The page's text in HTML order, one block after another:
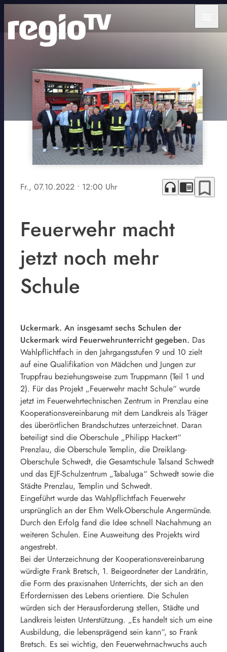
Fr., 07.10.2022 • 12:00 Uhr headphones chrome_reader_mode bookmark_border
Feuerwehr macht
jetzt noch mehr
Schule
Uckermark. An insgesamt sechs Schulen der
Uckermark wird Feuerwehrunterricht gegeben. Das
Wahlpflichtfach in den Jahrgangsstufen 9 und 10 zielt
auf eine Qualifikation von Mädchen und Jungen zur
Truppfrau beziehungsweise zum Truppmann (Teil 1 und
2). Für das Projekt „Feuerwehr macht Schule“ wurde
jetzt im Feuerwehrtechnischen Zentrum in Prenzlau eine
Kooperationsvereinbarung mit dem Landkreis als Träger
des überörtlichen Brandschutzes unterzeichnet. Daran
beteiligt sind die Oberschule „Philipp Hackert“
Prenzlau, die Oberschule Templin, die Dreiklang-
Oberschule Schwedt, die Gesamtschule Talsand Schwedt
und das EJF-Schulzentrum „Tabaluga“ Schwedt sowie die
Städte Prenzlau, Templin und Schwedt.
Eingeführt wurde das Wahlpflichtfach Feuerwehr
ursprünglich an der Ehm Welk-Oberschule Angermünde.
Durch den Erfolg fand die Idee schnell Nachahmung an
weiteren Schulen. Eine Ausweitung des Projekts wird
angestrebt.
Bei der Unterzeichnung der Kooperationsvereinbarung
würdigte Frank Bretsch, 1. Beigeordneter der Landrätin,
die Form des praxisnahen Unterrichts, der sich an den
Erfordernissen des Lebens orientiere. Die Schulen
würden sich der Herausforderung stellen, Städte und
Landkreis leisten Unterstützung. „Es handelt sich um eine
Ausbildung, die lebensprägend sein kann“, so Frank
Bretsch. Es sei wichtig, den Feuerwehrnachwuchs auch